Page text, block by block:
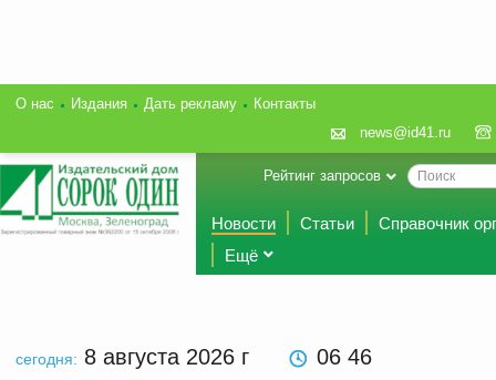
О нас Издания Дать рекламу
Контакты
news@id41.ru
Рейтинг запросов
Новости Статьи
Справочник
Ещё
сегодня: 8 августа 2026 г 06 46